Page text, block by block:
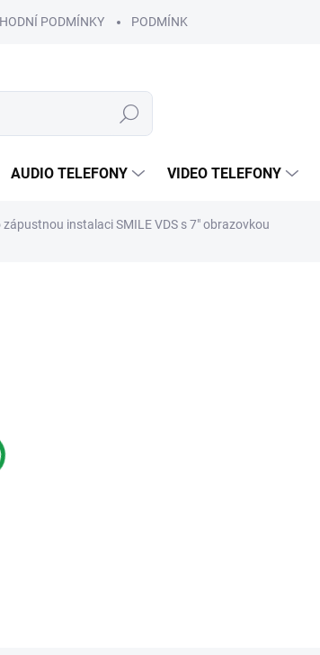
PODMÍNKY PODMÍNKY OCHRANY
Hledat
AUDIO TELEFONY VIDEO TELEFONY
instalaci SMILE VDS s 7" obrazovkou